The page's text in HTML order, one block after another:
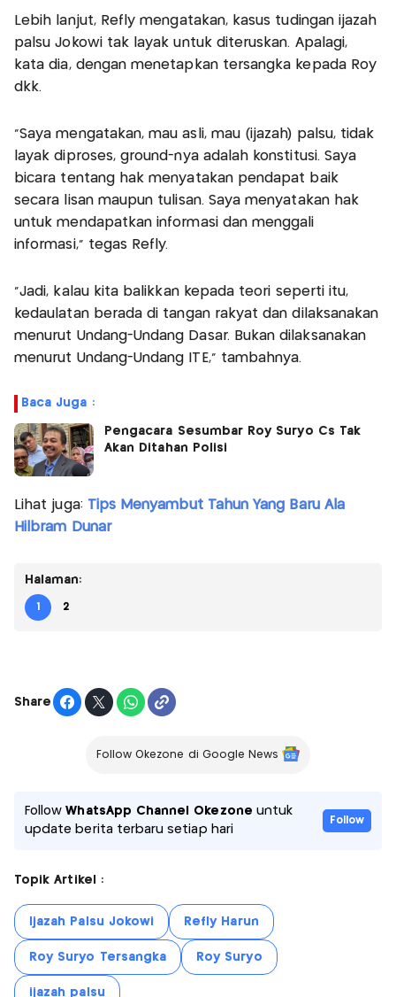
Lebih lanjut, Refly mengatakan, kasus tudingan ijazah
palsu Jokowi tak layak untuk diteruskan. Apalagi,
kata dia, dengan menetapkan tersangka kepada Roy
dkk.
"Saya mengatakan, mau asli, mau (ijazah) palsu, tidak
layak diproses, ground-nya adalah konstitusi. Saya
bicara tentang hak menyatakan pendapat baik
secara lisan maupun tulisan. Saya menyatakan hak
untuk mendapatkan informasi dan menggali
informasi," tegas Refly.
"Jadi, kalau kita balikkan kepada teori seperti itu,
kedaulatan berada di tangan rakyat dan dilaksanakan
menurut Undang-Undang Dasar. Bukan dilaksanakan
menurut Undang-Undang ITE," tambahnya.
Baca Juga :
Pengacara Sesumbar Roy Suryo Cs Tak
Akan Ditahan Polisi
Lihat juga: Tips Menyambut Tahun Yang Baru Ala
Hilbram Dunar
Halaman:
1 2
Share
Follow Okezone di Google News
FollowWhatsApp Channel Okezone untuk
update berita terbaru setiap hari
Follow
Topik Artikel :
Ijazah Palsu Jokowi Refly Harun
Roy Suryo Tersangka Roy Suryo
ijazah palsu